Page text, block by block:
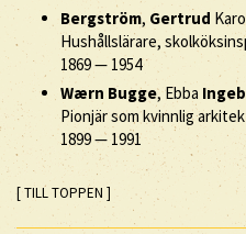
Bergström, Gertrud
Hushållslärare,
1869— 1954
Wærn Bugge, Ebba
Pionjär som kvinnlig
1899— 1991
[ TILL TOPPEN ]